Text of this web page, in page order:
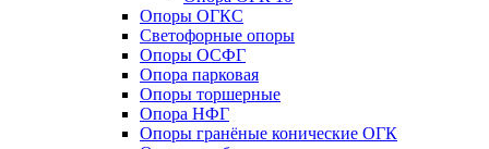
Опоры ОГКС
Светофорные опоры
Опоры ОСФГ
Опора парковая
Опоры торшерные
Опора НФГ
Опоры гранёные конические ОГК